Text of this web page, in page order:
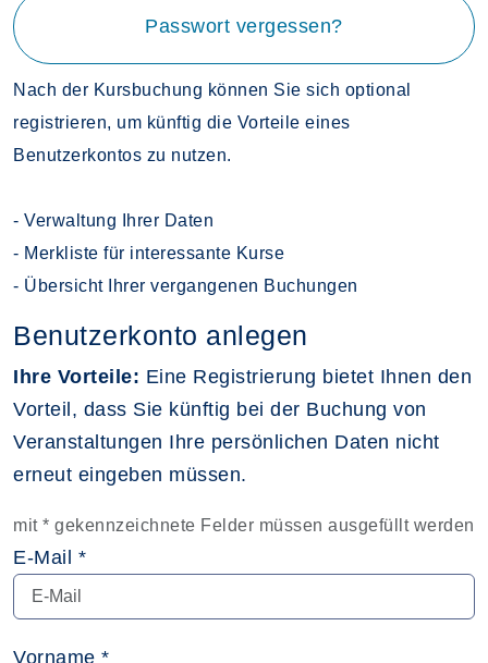
Passwort vergessen?
Nach der Kursbuchung können Sie sich optional
registrieren, um künftig die Vorteile eines
Benutzerkontos zu nutzen.
- Verwaltung Ihrer Daten
- Merkliste für interessante Kurse
- Übersicht Ihrer vergangenen Buchungen
Benutzerkonto anlegen
Ihre Vorteile: Eine Registrierung bietet Ihnen den
Vorteil, dass Sie künftig bei der Buchung von
Veranstaltungen Ihre persönlichen Daten nicht
erneut eingeben müssen.
mit * gekennzeichnete Felder müssen ausgefüllt werden
E-Mail *
Vorname *